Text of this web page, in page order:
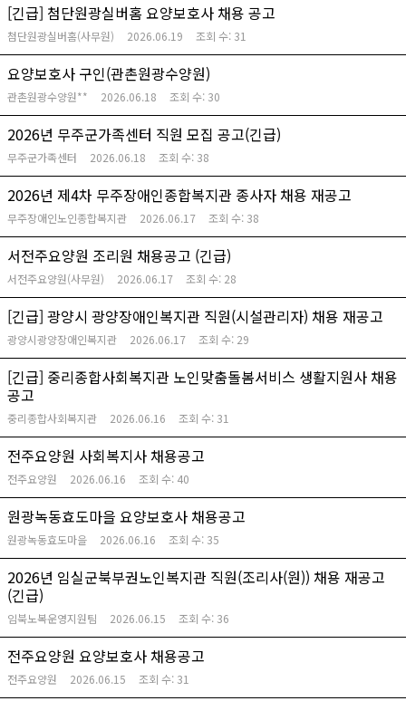
[긴급] 첨단원광실버홈 요양보호사 채용 공고
첨단원광실버홈(사무원) 2026.06.19 조회 수: 31
요양보호사 구인(관촌원광수양원)
관촌원광수양원** 2026.06.18 조회 수: 30
2026년 무주군가족센터 직원 모집 공고(긴급)
무주군가족센터 2026.06.18 조회 수: 38
2026년 제4차 무주장애인종합복지관 종사자 채용 재공고
무주장애인노인종합복지관 2026.06.17 조회 수: 38
서전주요양원 조리원 채용공고 (긴급)
서전주요양원(사무원) 2026.06.17 조회 수: 28
[긴급] 광양시 광양장애인복지관 직원(시설관리자) 채용 재공고
광양시광양장애인복지관 2026.06.17 조회 수: 29
[긴급] 중리종합사회복지관 노인맞춤돌봄서비스 생활지원사 채용
공고
중리종합사회복지관 2026.06.16 조회 수: 31
전주요양원 사회복지사 채용공고
전주요양원 2026.06.16 조회 수: 40
원광녹동효도마을 요양보호사 채용공고
원광녹동효도마을 2026.06.16 조회 수: 35
2026년 임실군북부권노인복지관 직원(조리사(원)) 채용 재공고
(긴급)
임북노복운영지원팀 2026.06.15 조회 수: 36
전주요양원 요양보호사 채용공고
전주요양원 2026.06.15 조회 수: 31